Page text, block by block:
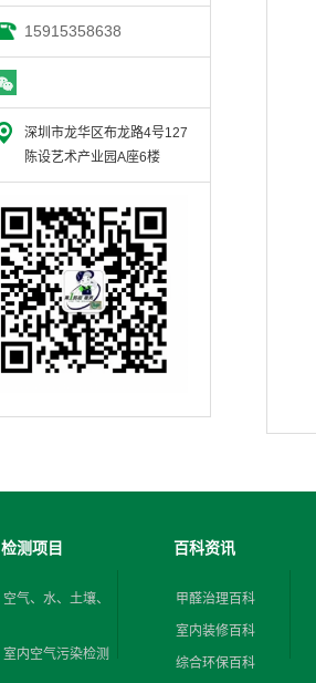
15915358638
深圳市龙华区布龙路4号127
陈设艺术产业园A座6楼
检测项目
空气、水、土壤、
室内空气污染检测
百科资讯
甲醛治理百科
室内装修百科
综合环保百科